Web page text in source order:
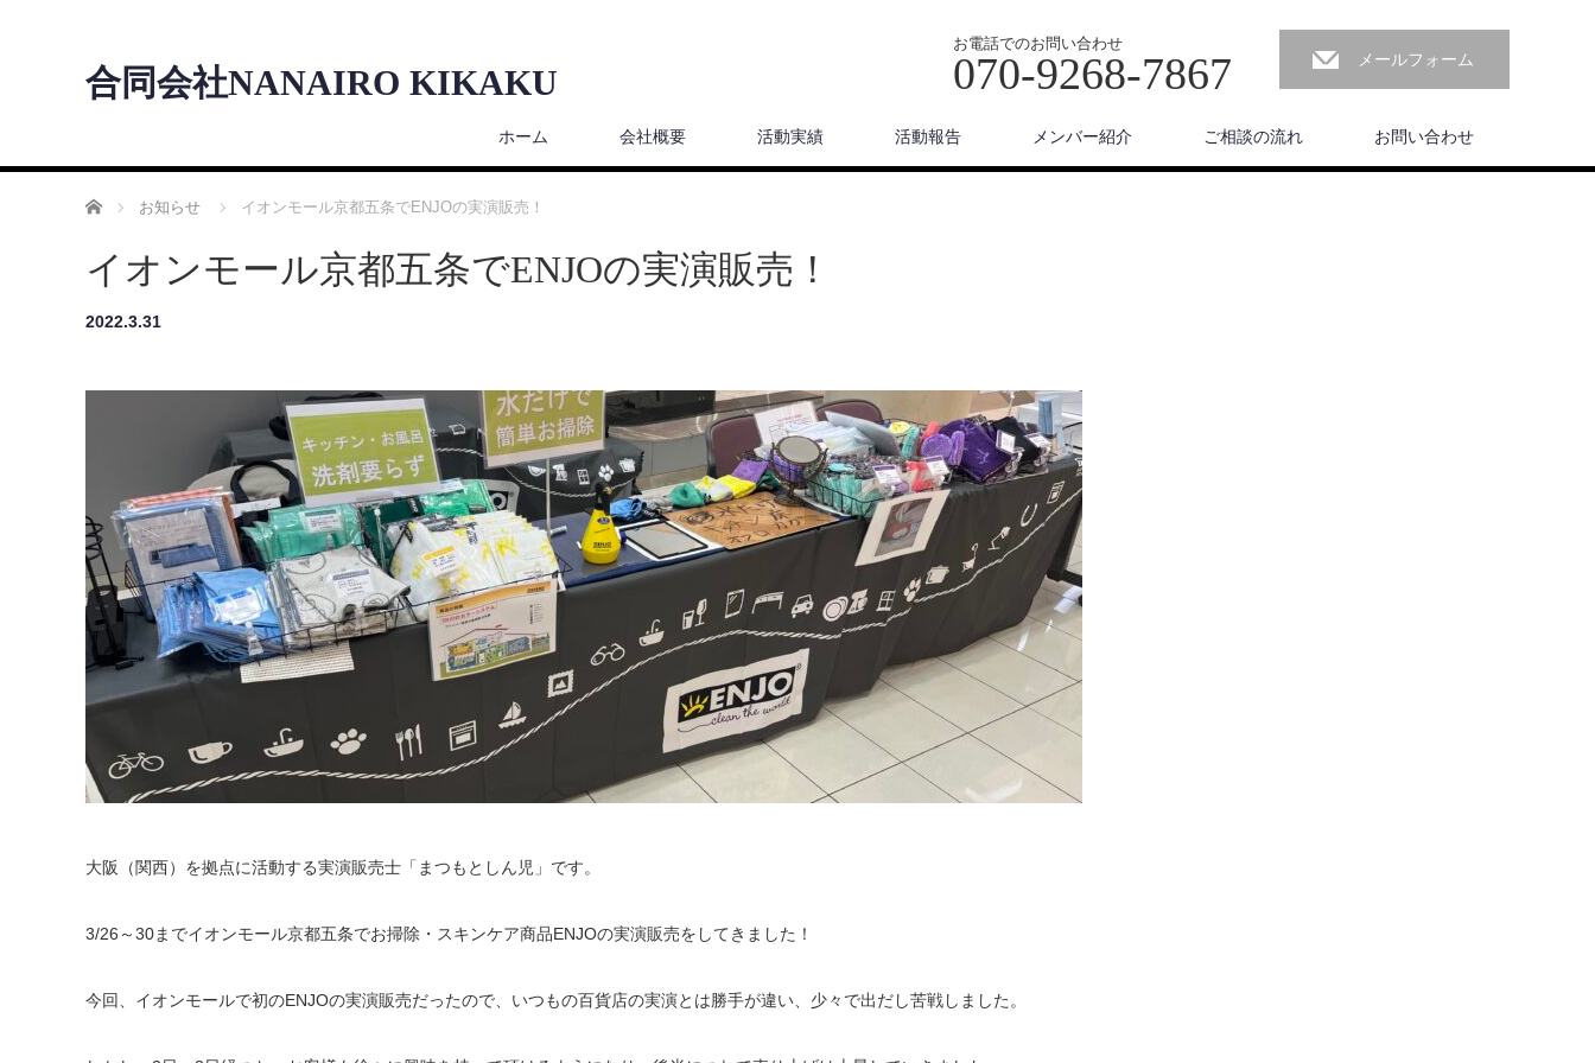
合同会社NANAIRO KIKAKU
お電話でのお問い合わせ
070-9268-7867 メールフォーム
ホーム 会社概要 活動実績 活動報告 メンバー紹介 ご相談の流れ お問い合わせ
ホーム お知らせ イオンモール京都五条でENJOの実演販売！
イオンモール京都五条でENJOの実演販売！
2022.3.31
大阪（関西）を拠点に活動する実演販売士「まつもとしん児」です。
3/26～30までイオンモール京都五条でお掃除・スキンケア商品ENJOの実演販売をしてきました！
今回、イオンモールで初のENJOの実演販売だったので、いつもの百貨店の実演とは勝手が違い、少々で出だし苦戦しました。